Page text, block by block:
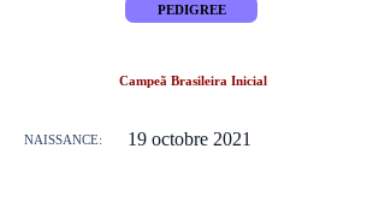
PEDIGREE
Campeã Brasileira Inicial
19 octobre 2021
NAISSANCE: